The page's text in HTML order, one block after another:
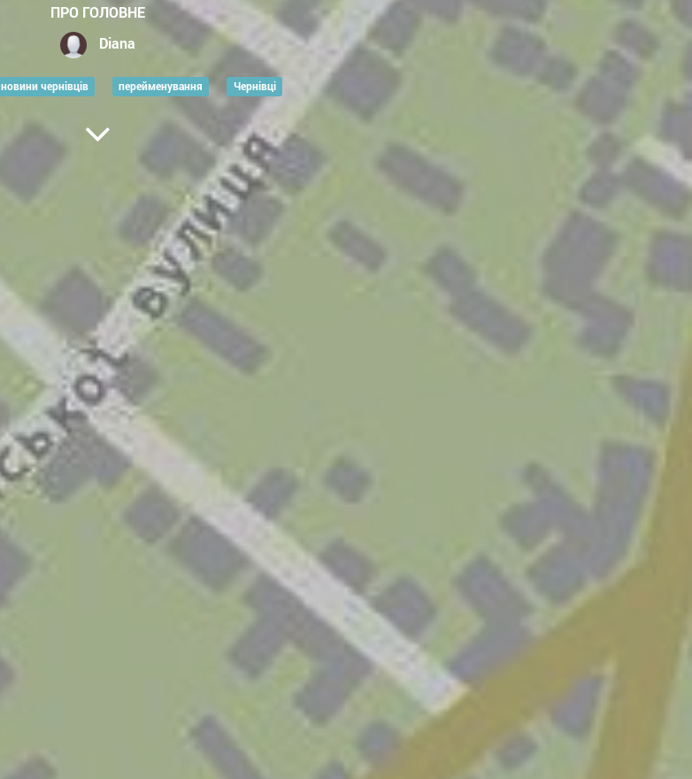
ПРО ГОЛОВНЕ
Diana
новини чернівців перейменування Чернівці